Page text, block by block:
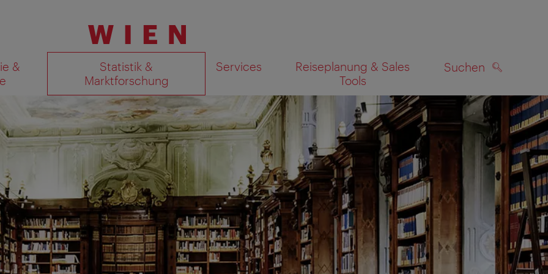
&
Statistik &
Marktforschung
Services
Reiseplanung & Sales
Tools
Suchen
Suchergebnisse auf Karte anzeigen SUCHEN